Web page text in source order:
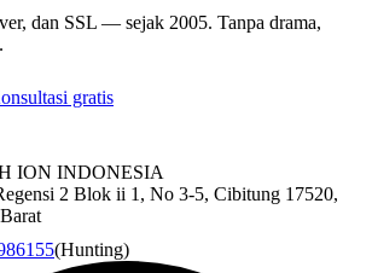
dan SSL — sejak 2005. Tanpa drama,
gratis
ION INDONESIA
2 Blok ii 1, No 3-5, Cibitung 17520,
(Hunting)